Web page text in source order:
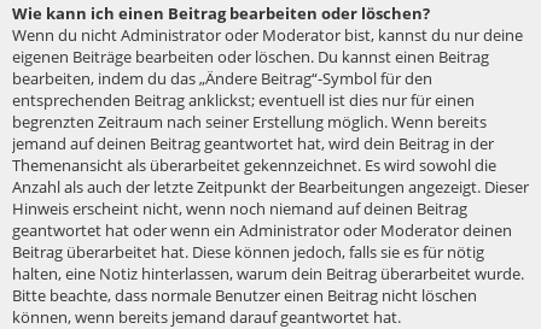
Wie kann ich einen Beitrag bearbeiten oder löschen?
Wenn du nicht Administrator oder Moderator bist, kannst du nur deine
eigenen Beiträge bearbeiten oder löschen. Du kannst einen Beitrag
bearbeiten, indem du das „Ändere Beitrag“-Symbol für den
entsprechenden Beitrag anklickst; eventuell ist dies nur für einen
begrenzten Zeitraum nach seiner Erstellung möglich. Wenn bereits
jemand auf deinen Beitrag geantwortet hat, wird dein Beitrag in der
Themenansicht als überarbeitet gekennzeichnet. Es wird sowohl die
Anzahl als auch der letzte Zeitpunkt der Bearbeitungen angezeigt. Dieser
Hinweis erscheint nicht, wenn noch niemand auf deinen Beitrag
geantwortet hat oder wenn ein Administrator oder Moderator deinen
Beitrag überarbeitet hat. Diese können jedoch, falls sie es für nötig
halten, eine Notiz hinterlassen, warum dein Beitrag überarbeitet wurde.
Bitte beachte, dass normale Benutzer einen Beitrag nicht löschen
können, wenn bereits jemand darauf geantwortet hat.